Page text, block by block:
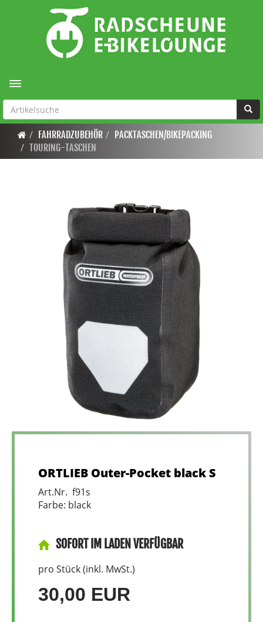
Toggle navigation
FAHRRADZUBEHÖR
PACKTASCHEN/BIKEPACKING
TOURING-TASCHEN
ORTLIEB Outer-Pocket black S
Art.Nr. f91s
Farbe: black
SOFORT IM LADEN VERFÜGBAR
pro Stück (inkl. MwSt.)
30,00 EUR